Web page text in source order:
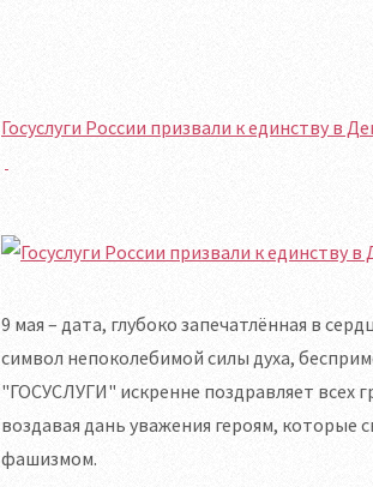
Госуслуги России призвали к единству в
9 мая – дата, глубоко запечатлённая в
символ непоколебимой силы духа,
"ГОСУСЛУГИ" искренне поздравляет всех
воздавая дань уважения героям,
фашизмом.